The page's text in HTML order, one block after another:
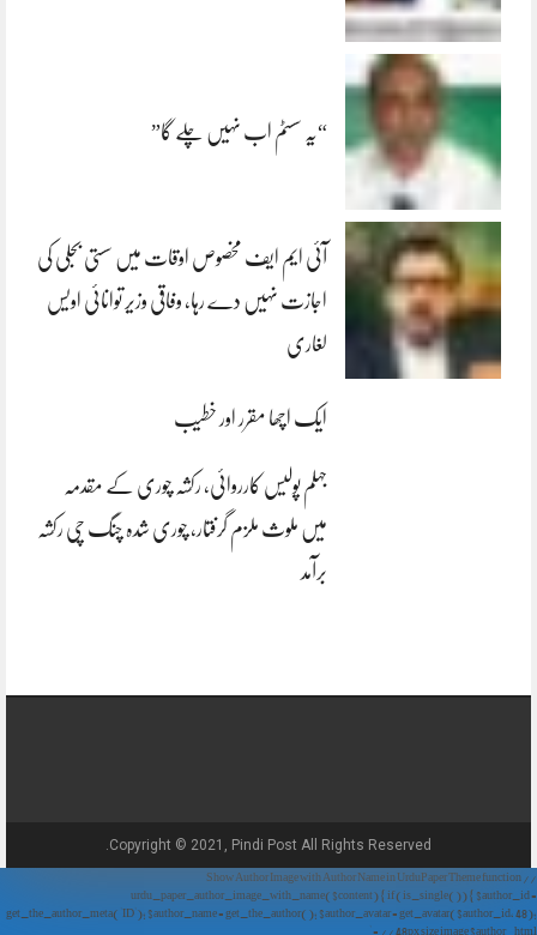
“یہ سسٹم اب نہیں چلے گا”
آئی ایم ایف مخصوص اوقات میں سستی بجلی کی
اجازت نہیں دے رہا، وفاقی وزیر توانائی اویس
لغاری
ایک اچھا مقرر اور خطیب
جہلم پولیس کارروائی، رکشہ چوری کے مقدمہ
میں ملوث ملزم گرفتار، چوری شدہ چنگ چی رکشہ
برآمد
Copyright © 2021, Pindi Post All Rights Reserved.
// Show Author Image with Author Name in UrduPaper Theme function
urdu_paper_author_image_with_name($content) { if (is_single()) { $author_id =
get_the_author_meta('ID'); $author_name = get_the_author(); $author_avatar = get_avatar($author_id, 48);
// 48px size image $author_html = '